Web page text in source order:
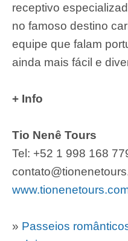
receptivo
no famoso destino
equipe que falam
ainda mais fácil e
+ Info
Tio Nenê Tours
Tel: +52 1 998 168
» Passeios